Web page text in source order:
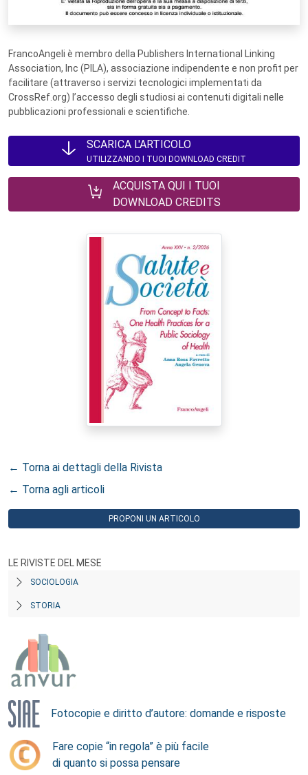
FrancoAngeli è membro della Publishers International Linking
Association, Inc (PILA), associazione indipendente e non profit per
facilitare (attraverso i servizi tecnologici implementati da
CrossRef.org) l’accesso degli studiosi ai contenuti digitali nelle
pubblicazioni professionali e scientifiche.
SCARICA L'ARTICOLO
UTILIZZANDO I TUOI DOWNLOAD CREDIT
ACQUISTA QUI I TUOI
DOWNLOAD CREDITS
← Torna ai dettagli della Rivista
← Torna agli articoli
PROPONI UN ARTICOLO
LE RIVISTE DEL MESE
SOCIOLOGIA
STORIA
Fotocopie e diritto d’autore: domande e risposte
Fare copie “in regola” è più facile
di quanto si possa pensare